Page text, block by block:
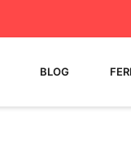
BLOG